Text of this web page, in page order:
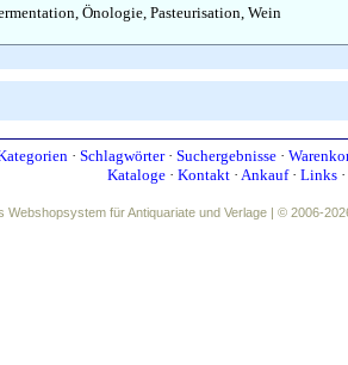
Önologie, Pasteurisation, Wein
· Schlagwörter· Suchergebnisse ·
Kataloge· Kontakt· Ankauf· Links·
Webshopsystem für Antiquariate und Verlage | © 2006-